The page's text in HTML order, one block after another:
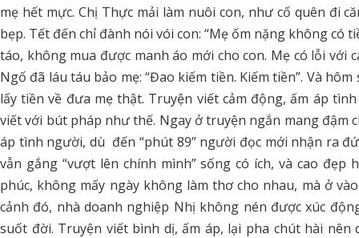
mẹ hết mực. Chị Thực mải làm nuôi con, như cố quên đi
bẹp. Tết đến chỉ đành nói vói con: “Mẹ ốm nặng không có
táo, không mua được manh áo mới cho con. Mẹ có lỗi với
Ngố đã láu táu bảo mẹ: “Đao kiếm tiền. Kiếm tiền”. Và
lấy tiền về đưa mẹ thật. Truyện viết cảm động, ấm áp
viết với bút pháp như thế. Ngay ở truyện ngắn mang đậm
áp tình người, dù đến “phút 89” người đọc mới nhận ra
vẫn gắng “vượt lên chính mình” sống có ích, và cao
phúc, không mấy ngày không làm thơ cho nhau, mà ở
cảnh đó, nhà doanh nghiệp Nhị không nén được xúc
suốt đời. Truyện viết bình dị, ấm áp, lại pha chút hài